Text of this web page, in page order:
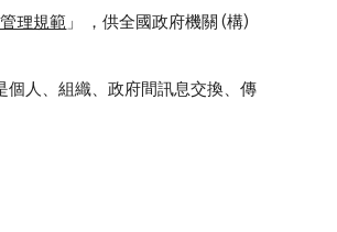
理規範 」 ，供全國政府機關 (構)
人、組織、政府間訊息交換、傳